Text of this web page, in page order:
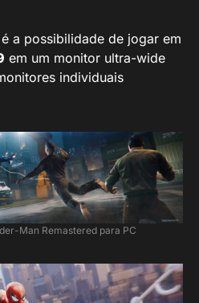
a possibilidade de jogar em
em um monitor ultra-wide
individuais
Man Remastered para PC